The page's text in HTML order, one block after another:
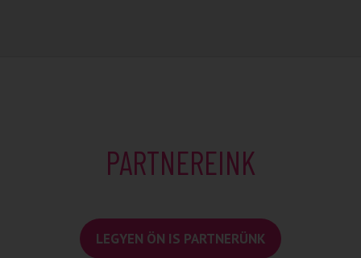
PARTNEREINK
LEGYEN ÖN IS PARTNERÜNK